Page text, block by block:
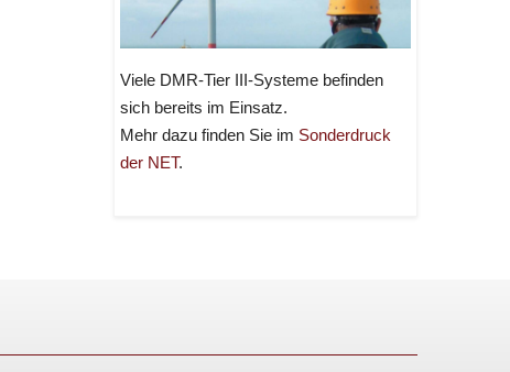
Viele DMR-Tier III-Systeme befinden
sich bereits im Einsatz.
Mehr dazu finden Sie im Sonderdruck
der NET.